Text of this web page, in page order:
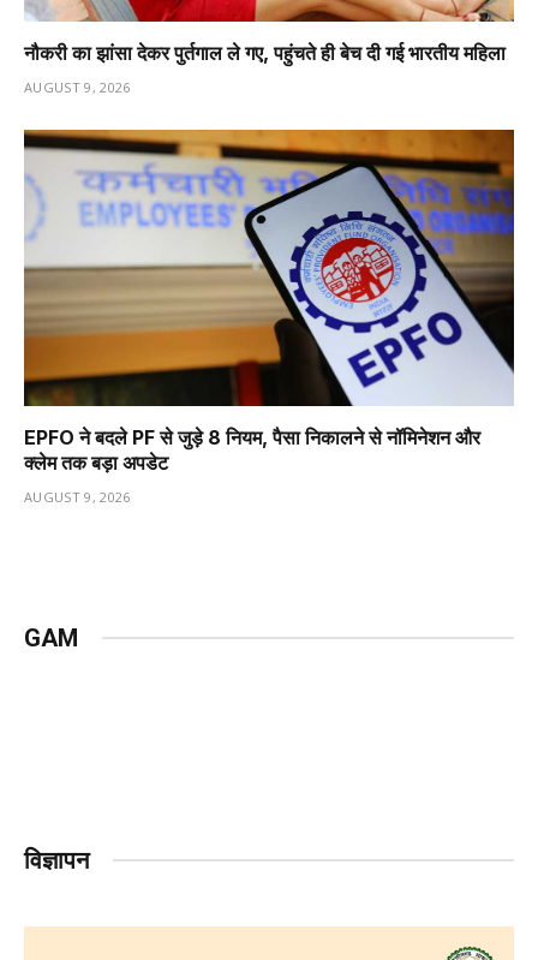
नौकरी का झांसा देकर पुर्तगाल ले गए, पहुंचते ही बेच दी गई भारतीय महिला
AUGUST 9, 2026
EPFO ने बदले PF से जुड़े 8 नियम, पैसा निकालने से नॉमिनेशन और
क्लेम तक बड़ा अपडेट
AUGUST 9, 2026
GAM
विज्ञापन